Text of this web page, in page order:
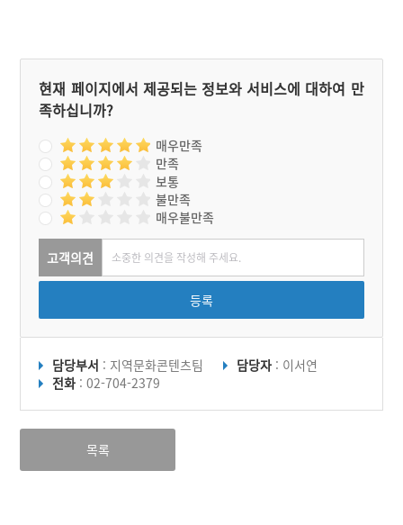
현재 페이지에서 제공되는 정보와 서비스에 대하여 만
족하십니까?
매우만족
만족
보통
불만족
매우불만족
고객의견
등록
담당부서 : 지역문화콘텐츠팀 담당자 : 이서연
전화 : 02-704-2379
목록